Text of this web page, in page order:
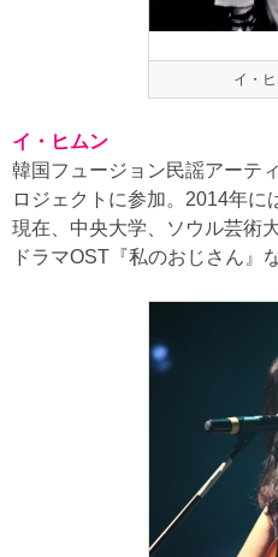
イ・
イ・ヒムン
韓国フュージョン民謡アーテ
ロジェクトに参加。2014年に
現在、中央大学、ソウル芸術
ドラマOST『私のおじさん』